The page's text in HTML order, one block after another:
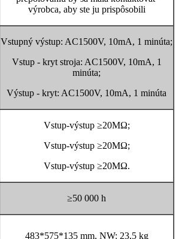
výrobca, aby ste ju prispôsobili
Vstupný výstup: AC1500V, 10mA, 1 minúta;
Vstup - kryt stroja: AC1500V, 10mA, 1
minúta;
Výstup - kryt: AC1500V, 10mA, 1 minúta
Vstup-výstup ≥20MΩ;
Vstup-výstup ≥20MΩ;
Vstup-výstup ≥20MΩ.
≥50 000 h
483*575*135 mm, NW: 23,5 kg